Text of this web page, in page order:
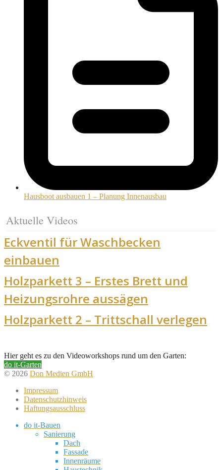
Hausboot ausbauen 1 – Planung Innenausbau
Aktuelle Videos
Eckventil für Waschbecken
einbauen
Holzparkett 3 – Erstes Brett und
Heizungsrohre aussägen
Holzparkett 2 – Trittschall verlegen
Hier geht es zu den Videoworkshops rund um den Garten:
do it-Garten
© 2026 Don Medien GmbH
Impressum
Datenschutzhinweis
Haftungsausschluss
do it-Bauen
Sanierung
Dach
Fassade
Innenräume